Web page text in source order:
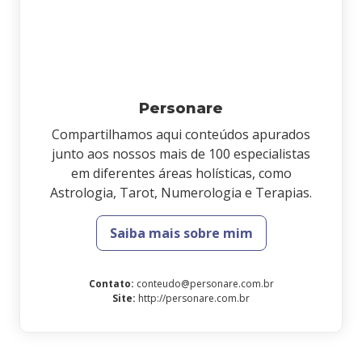
Personare
Compartilhamos aqui conteúdos apurados
junto aos nossos mais de 100 especialistas
em diferentes áreas holísticas, como
Astrologia, Tarot, Numerologia e Terapias.
Saiba mais sobre mim
Contato: conteudo@personare.com.br
Site: http://personare.com.br